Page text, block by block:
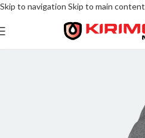
Skip to navigation Skip to main content